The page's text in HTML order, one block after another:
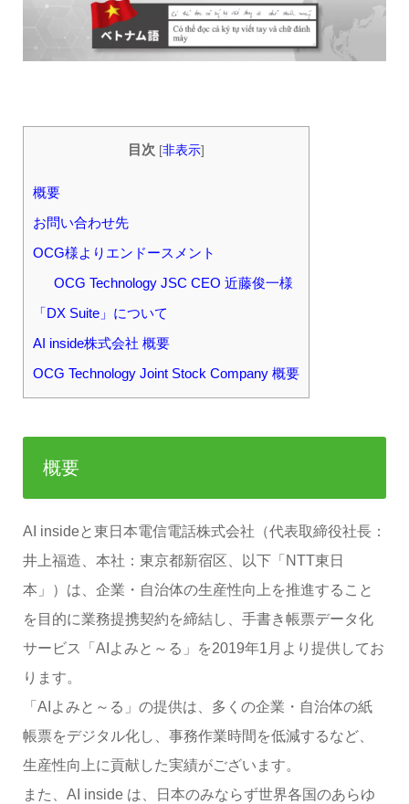
目次 [非表示]
概要
お問い合わせ先
OCG様よりエンドースメント
OCG Technology JSC CEO 近藤俊一様
「DX Suite」について
AI inside株式会社 概要
OCG Technology Joint Stock Company 概要
概要
AI insideと東日本電信電話株式会社（代表取締役社長：
井上福造、本社：東京都新宿区、以下「NTT東日
本」）は、企業・自治体の生産性向上を推進すること
を目的に業務提携契約を締結し、手書き帳票データ化
サービス「AIよみと～る」を2019年1月より提供してお
ります。
「AIよみと～る」の提供は、多くの企業・自治体の紙
帳票をデジタル化し、事務作業時間を低減するなど、
生産性向上に貢献した実績がございます。
また、AI inside は、日本のみならず世界各国のあらゆ